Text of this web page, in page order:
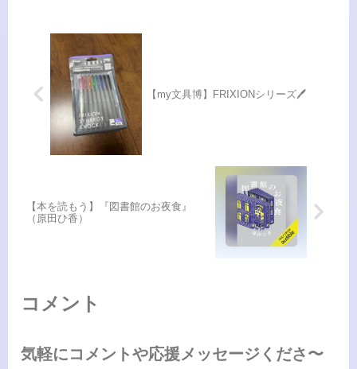
【my文具博】FRIXIONシリーズ🖊️
【本を読もう】『図書館のお夜食』
（原田ひ香）
コメント
気軽にコメントや応援メッセージくださ〜